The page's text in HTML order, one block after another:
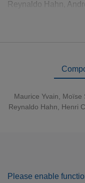
Maurice Yvain, Moïse
Reynaldo Hahn, Henri
Reynaldo Hahn,
director, Benjamin
Pauline Sabatier;
Mathieu; baritone
The complimentary
Please enable